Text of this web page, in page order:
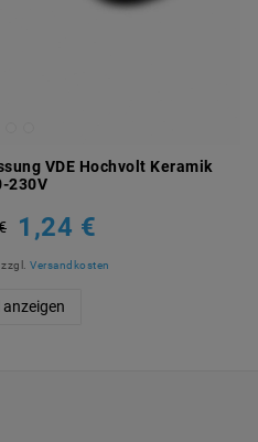
VDE Hochvolt Keramik
230V
1,24 €
zzgl. Versandkosten